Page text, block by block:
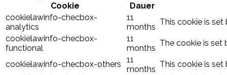
Cookie
Dauer
cookielawinfo-checbox-
analytics
11
months
This cookie is set
cookielawinfo-checbox-
functional
11
months
The cookie is set
cookielawinfo-checbox-others
11
months
This cookie is set